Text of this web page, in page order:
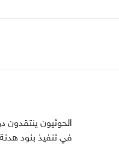
الحوثيون ينتقدون
في تنفيذ بنود